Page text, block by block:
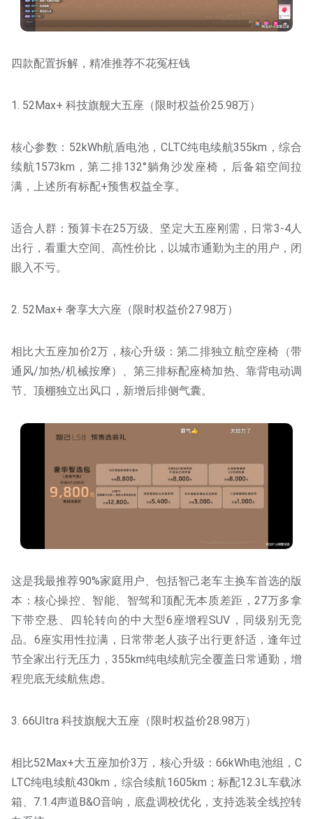
四款配置拆解，精准推荐不花冤枉钱
1. 52Max+ 科技旗舰大五座（限时权益价25.98万）
核心参数：52kWh航盾电池，CLTC纯电续航355km，综合
续航1573km，第二排132°躺角沙发座椅，后备箱空间拉
满，上述所有标配+预售权益全享。
适合人群：预算卡在25万级、坚定大五座刚需，日常3-4人
出行，看重大空间、高性价比，以城市通勤为主的用户，闭
眼入不亏。
2. 52Max+ 奢享大六座（限时权益价27.98万）
相比大五座加价2万，核心升级：第二排独立航空座椅（带
通风/加热/机械按摩）、第三排标配座椅加热、靠背电动调
节、顶棚独立出风口，新增后排侧气囊。
这是我最推荐90%家庭用户、包括智己老车主换车首选的版
本：核心操控、智能、智驾和顶配无本质差距，27万多拿
下带空悬、四轮转向的中大型6座增程SUV，同级别无竞
品。6座实用性拉满，日常带老人孩子出行更舒适，逢年过
节全家出行无压力，355km纯电续航完全覆盖日常通勤，增
程兜底无续航焦虑。
3. 66Ultra 科技旗舰大五座（限时权益价28.98万）
相比52Max+大五座加价3万，核心升级：66kWh电池组，C
LTC纯电续航430km，综合续航1605km；标配12.3L车载冰
箱、7.1.4声道B&O音响，底盘调校优化，支持选装全线控转